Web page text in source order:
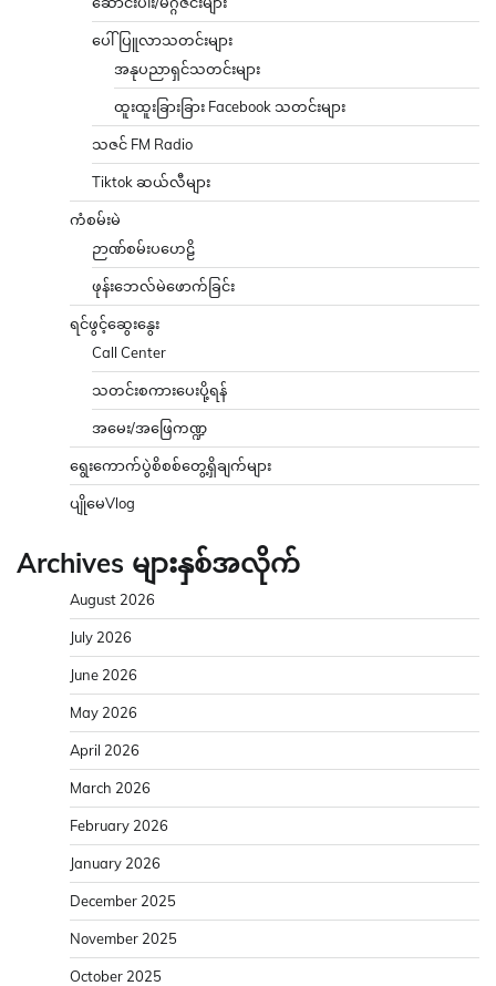
ပေါ်ပြူလာသတင်းများ
အနုပညာရှင်သတင်းများ
ထူးထူးခြားခြား Facebook သတင်းများ
သဇင် FM Radio
Tiktok ဆယ်လီများ
ကံစမ်းမဲ
ဉာဏ်စမ်းပဟေဠိ
ဖုန်းဘေလ်မဲဖောက်ခြင်း
ရင်ဖွင့်ဆွေးနွေး
Call Center
သတင်းစကားပေးပို့ရန်
အမေး/အဖြေကဏ္ဍ
ရွေးကောက်ပွဲစိစစ်တွေ့ရှိချက်များ
ပျိုမေVlog
Archives များနှစ်အလိုက်
August 2026
July 2026
June 2026
May 2026
April 2026
March 2026
February 2026
January 2026
December 2025
November 2025
October 2025